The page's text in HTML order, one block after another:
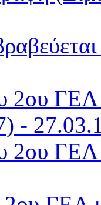
2ου
-
2ου